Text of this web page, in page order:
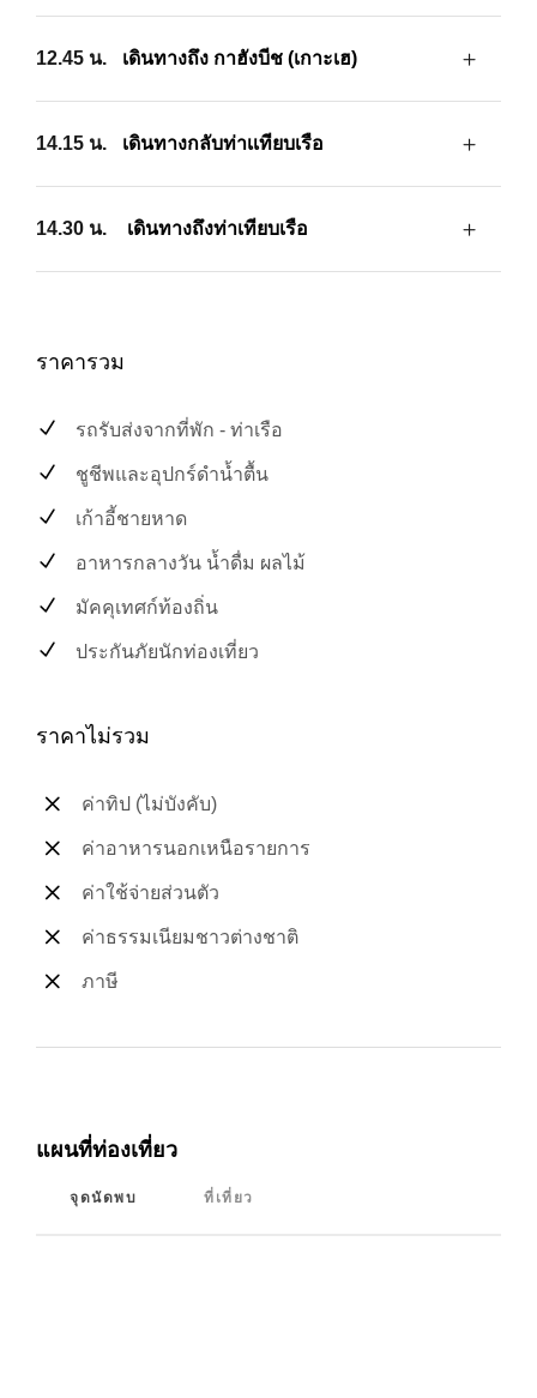
12.45 น. เดินทางถึง กาฮังบีช (เกาะเฮ)
14.15 น. เดินทางกลับท่าเเทียบเรือ
14.30 น. เดินทางถึงท่าเทียบเรือ
ราคารวม
รถรับส่งจากที่พัก - ท่าเรือ
ชูชีพและอุปกร์ดำน้ำตื้น
เก้าอี้ชายหาด
อาหารกลางวัน น้ำดื่ม ผลไม้
มัคคุเทศก์ท้องถิ่น
ประกันภัยนักท่องเที่ยว
ราคาไม่รวม
ค่าทิป (ไม่บังคับ)
ค่าอาหารนอกเหนือรายการ
ค่าใช้จ่ายส่วนตัว
ค่าธรรมเนียมชาวต่างชาติ
ภาษี
แผนที่ท่องเที่ยว
จุดนัดพบ ที่เที่ยว